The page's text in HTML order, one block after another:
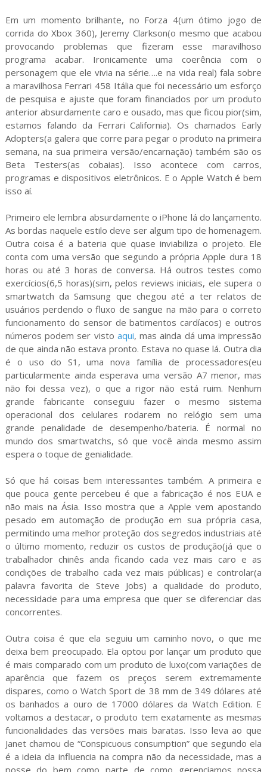
Em um momento brilhante, no Forza 4(um ótimo jogo de
corrida do Xbox 360), Jeremy Clarkson(o mesmo que acabou
provocando problemas que fizeram esse maravilhoso
programa acabar. Ironicamente uma coerência com o
personagem que ele vivia na série….e na vida real) fala sobre
a maravilhosa Ferrari 458 Itália que foi necessário um esforço
de pesquisa e ajuste que foram financiados por um produto
anterior absurdamente caro e ousado, mas que ficou pior(sim,
estamos falando da Ferrari California). Os chamados Early
Adopters(a galera que corre para pegar o produto na primeira
semana, na sua primeira versão/encarnação) também são os
Beta Testers(as cobaias). Isso acontece com carros,
programas e dispositivos eletrônicos. E o Apple Watch é bem
isso aí.
Primeiro ele lembra absurdamente o iPhone lá do lançamento.
As bordas naquele estilo deve ser algum tipo de homenagem.
Outra coisa é a bateria que quase inviabiliza o projeto. Ele
conta com uma versão que segundo a própria Apple dura 18
horas ou até 3 horas de conversa. Há outros testes como
exercícios(6,5 horas)(sim, pelos reviews iniciais, ele supera o
smartwatch da Samsung que chegou até a ter relatos de
usuários perdendo o fluxo de sangue na mão para o correto
funcionamento do sensor de batimentos cardíacos) e outros
números podem ser visto aqui, mas ainda dá uma impressão
de que ainda não estava pronto. Estava no quase lá. Outra dia
é o uso do S1, uma nova família de processadores(eu
particularmente ainda esperava uma versão A7 menor, mas
não foi dessa vez), o que a rigor não está ruim. Nenhum
grande fabricante conseguiu fazer o mesmo sistema
operacional dos celulares rodarem no relógio sem uma
grande penalidade de desempenho/bateria. É normal no
mundo dos smartwatchs, só que você ainda mesmo assim
espera o toque de genialidade.
Só que há coisas bem interessantes também. A primeira e
que pouca gente percebeu é que a fabricação é nos EUA e
não mais na Ásia. Isso mostra que a Apple vem apostando
pesado em automação de produção em sua própria casa,
permitindo uma melhor proteção dos segredos industriais até
o último momento, reduzir os custos de produção(já que o
trabalhador chinês anda ficando cada vez mais caro e as
condições de trabalho cada vez mais públicas) e controlar(a
palavra favorita de Steve Jobs) a qualidade do produto,
necessidade para uma empresa que quer se diferenciar das
concorrentes.
Outra coisa é que ela seguiu um caminho novo, o que me
deixa bem preocupado. Ela optou por lançar um produto que
é mais comparado com um produto de luxo(com variações de
aparência que fazem os preços serem extremamente
dispares, como o Watch Sport de 38 mm de 349 dólares até
os banhados a ouro de 17000 dólares da Watch Edition. E
voltamos a destacar, o produto tem exatamente as mesmas
funcionalidades das versões mais baratas. Isso leva ao que
Janet chamou de “Conspicuous consumption” que segundo ela
é a ideia da influencia na compra não da necessidade, mas a
posse do bem como parte de como gerenciamos nossa